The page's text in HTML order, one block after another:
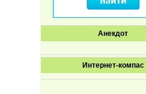
Анекдот
Интернет-компас